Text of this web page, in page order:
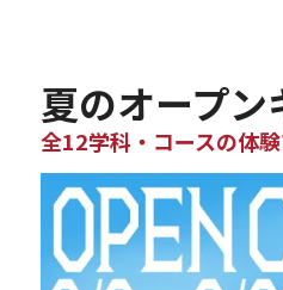
夏のオープ
全12学科・コースの体